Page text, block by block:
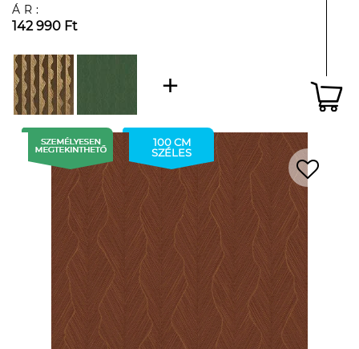
ÁR:
142 990 Ft
100 CM
SZÉLES